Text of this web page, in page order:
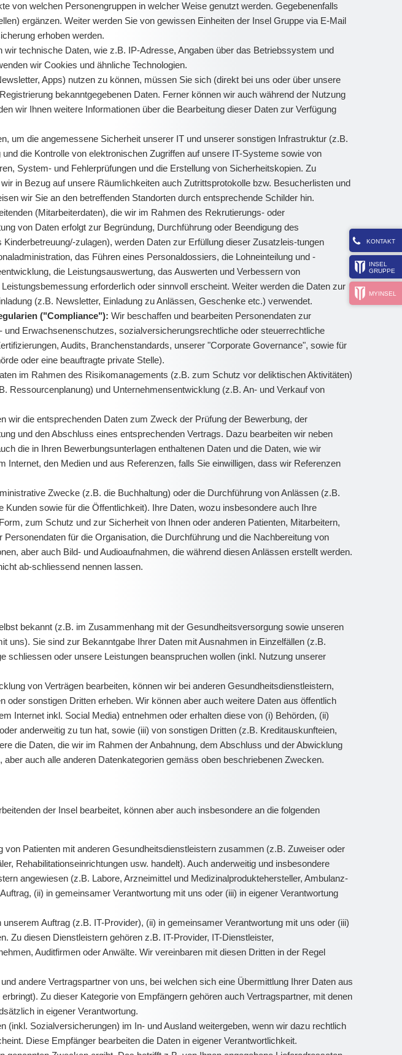
KONTAKT
INSEL
GRUPPE
MYINSEL
von welchen Personengruppen in welcher Weise genutzt werden. Gegebenenfalls
ergänzen. Weiter werden Sie von gewissen Einheiten der Insel Gruppe via E-Mail
erhoben werden.
technische Daten, wie z.B. IP-Adresse, Angaben über das Betriebssystem und
wir Cookies und ähnliche Technologien.
Apps) nutzen zu können, müssen Sie sich (direkt bei uns oder über unsere
bekanntgegebenen Daten. Ferner können wir auch während der Nutzung
wir Ihnen weitere Informationen über die Bearbeitung dieser Daten zur Verfügung
um die angemessene Sicherheit unserer IT und unserer sonstigen Infrastruktur (z.B.
die Kontrolle von elektronischen Zugriffen auf unsere IT-Systeme sowie von
System- und Fehlerprüfungen und die Erstellung von Sicherheitskopien. Zu
in Bezug auf unsere Räumlichkeiten auch Zutrittsprotokolle bzw. Besucherlisten und
wir Sie an den betreffenden Standorten durch entsprechende Schilder hin.
(Mitarbeiterdaten), die wir im Rahmen des Rekrutierungs- oder
von Daten erfolgt zur Begründung, Durchführung oder Beendigung des
zulagen), werden Daten zur Erfüllung dieser Zusatzleis-tungen
das Führen eines Personaldossiers, die Lohneinteilung und -
die Leistungsauswertung, das Auswerten und Verbessern von
erforderlich oder sinnvoll erscheint. Weiter werden die Daten zur
(z.B. Newsletter, Einladung zu Anlässen, Geschenke etc.) verwendet.
("Compliance"): Wir beschaffen und bearbeiten Personendaten zur
Erwachsenenschutzes, sozialversicherungsrechtliche oder steuerrechtliche
Audits, Branchenstandards, unserer "Corporate Governance", sowie für
oder eine beauftragte private Stelle).
im Rahmen des Risikomanagements (z.B. zum Schutz vor deliktischen Aktivitäten)
Ressourcenplanung) und Unternehmensentwicklung (z.B. An- und Verkauf von
wir die entsprechenden Daten zum Zweck der Prüfung der Bewerbung, der
und den Abschluss eines entsprechenden Vertrags. Dazu bearbeiten wir neben
die in Ihren Bewerbungsunterlagen enthaltenen Daten und die Daten, wie wir
den Medien und aus Referenzen, falls Sie einwilligen, dass wir Referenzen
Zwecke (z.B. die Buchhaltung) oder die Durchführung von Anlässen (z.B.
sowie für die Öffentlichkeit). Ihre Daten, wozu insbesondere auch Ihre
zum Schutz und zur Sicherheit von Ihnen oder anderen Patienten, Mitarbeitern,
für die Organisation, die Durchführung und die Nachbereitung von
aber auch Bild- und Audioaufnahmen, die während diesen Anlässen erstellt werden.
ab-schliessend nennen lassen.
bekannt (z.B. im Zusammenhang mit der Gesundheitsversorgung sowie unseren
uns). Sie sind zur Bekanntgabe Ihrer Daten mit Ausnahmen in Einzelfällen (z.B.
schliessen oder unsere Leistungen beanspruchen wollen (inkl. Nutzung unserer
von Verträgen bearbeiten, können wir bei anderen Gesundheitsdienstleistern,
sonstigen Dritten erheben. Wir können aber auch weitere Daten aus öffentlich
Internet inkl. Social Media) entnehmen oder erhalten diese von (i) Behörden, (ii)
anderweitig zu tun hat, sowie (iii) von sonstigen Dritten (z.B. Kreditauskunfteien,
die Daten, die wir im Rahmen der Anbahnung, dem Abschluss und der Abwicklung
auch alle anderen Datenkategorien gemäss oben beschriebenen Zwecken.
der Insel bearbeitet, können aber auch insbesondere an die folgenden
von Patienten mit anderen Gesundheitsdienstleistern zusammen (z.B. Zuweiser oder
Rehabilitationseinrichtungen usw. handelt). Auch anderweitig und insbesondere
angewiesen (z.B. Labore, Arzneimittel und Medizinalproduktehersteller, Ambulanz-
(ii) in gemeinsamer Verantwortung mit uns oder (iii) in eigener Verantwortung
Auftrag (z.B. IT-Provider), (ii) in gemeinsamer Verantwortung mit uns oder (iii)
Zu diesen Dienstleistern gehören z.B. IT-Provider, IT-Dienstleister,
Auditfirmen oder Anwälte. Wir vereinbaren mit diesen Dritten in der Regel
andere Vertragspartner von uns, bei welchen sich eine Übermittlung Ihrer Daten aus
Zu dieser Kategorie von Empfängern gehören auch Vertragspartner, mit denen
in eigener Verantwortung.
(inkl. Sozialversicherungen) im In- und Ausland weitergeben, wenn wir dazu rechtlich
Diese Empfänger bearbeiten die Daten in eigener Verantwortlichkeit.